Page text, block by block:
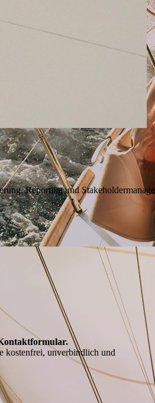
Reporting und
kostenfrei, unverbindlich und